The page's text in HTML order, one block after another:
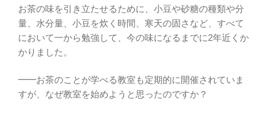
お茶の味を引き立たせるために、小豆や砂糖の種類や分
量、水分量、小豆を炊く時間、寒天の固さなど、すべて
において一から勉強して、今の味になるまでに2年近くか
かりました。
━━お茶のことが学べる教室も定期的に開催されていま
すが、なぜ教室を始めようと思ったのですか？